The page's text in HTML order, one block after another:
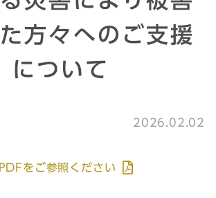
方々へのご支援
について
2026.02.02
をご参照ください